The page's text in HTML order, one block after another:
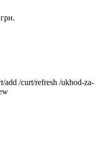
add /curt/refresh /ukhod-za-